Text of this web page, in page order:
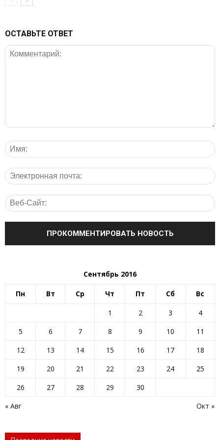
ОСТАВЬТЕ ОТВЕТ
Сентябрь 2016
Пн Вт Ср Чт Пт Сб Вс
« Авг Окт »
1 2 3
4
5
6 7 8 9 10
11
12
13 14 15 16 17
18
19
20 21 22 23 24
25
26
27 28 29 30